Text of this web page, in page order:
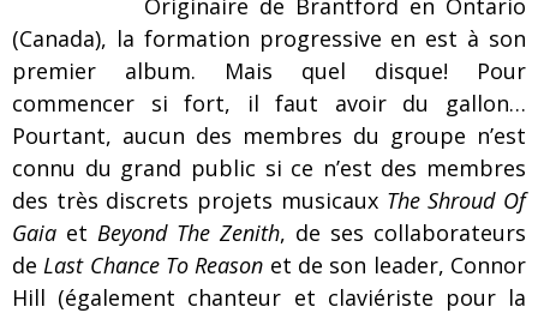
Originaire de Brantford en Ontario
(Canada), la formation progressive en est à son
premier album. Mais quel disque! Pour
commencer si fort, il faut avoir du gallon…
Pourtant, aucun des membres du groupe n’est
connu du grand public si ce n’est des membres
des très discrets projets musicaux The Shroud Of
Gaia et Beyond The Zenith, de ses collaborateurs
deLast Chance To Reason et de son leader, Connor
Hill (également chanteur et claviériste pour la